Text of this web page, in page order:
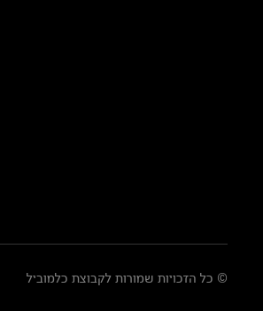
© כל הזכויות שמורות לקבוצת כלמוביל